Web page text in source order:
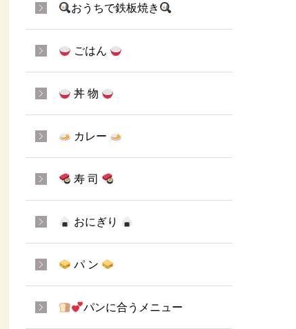
おうちで鉄板焼き
ごはん
丼 物
カレー
寿 司
おにぎり
パ ン
パンに合うメニュー